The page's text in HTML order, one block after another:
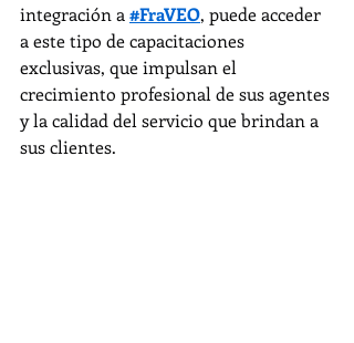
integración a #FraVEO, puede acceder
a este tipo de capacitaciones
exclusivas, que impulsan el
crecimiento profesional de sus agentes
y la calidad del servicio que brindan a
sus clientes.